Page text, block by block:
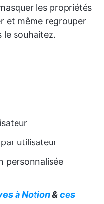
les propriétés
et même regrouper
le souhaitez.
utilisateur
personnalisée
à Notion&ces